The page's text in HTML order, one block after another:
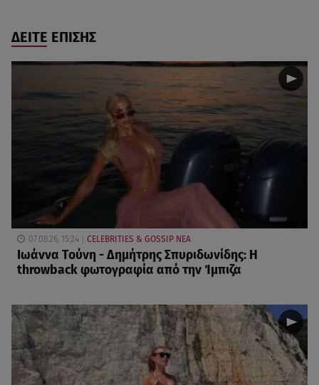
ΔΕΙΤΕ ΕΠΙΣΗΣ
07.08.26, 15:24 CELEBRITIES & GOSSIP ΝΕΑ
Ιωάννα Τούνη - Δημήτρης Σπυριδωνίδης: Η
throwback φωτογραφία από την Ίμπιζα